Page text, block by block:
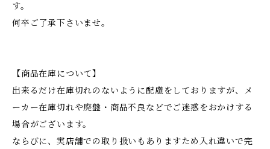
す。
何卒ご了承下さいませ。
【商品在庫について】
出来るだけ在庫切れのないように配慮をしておりますが、メ
ーカー在庫切れや廃盤・商品不良などでご迷惑をおかけする
場合がございます。
ならびに、実店舗での取り扱いもありますため入れ違いで完